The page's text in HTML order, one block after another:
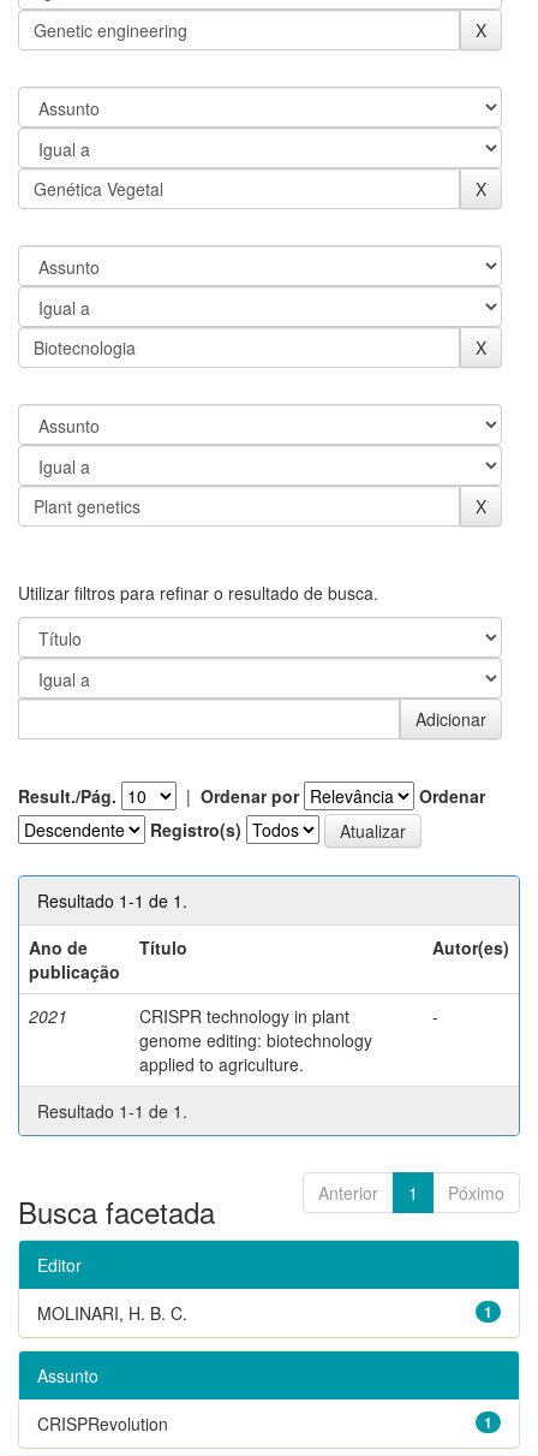
Utilizar filtros para refinar o resultado de busca.
Result./Pág. | Ordenar por
Ordenar
Registro(s)
Resultado 1-1 de 1.
Ano de
publicação
Título Autor(es)
2021
CRISPR technology in plant
genome editing: biotechnology
applied to agriculture.
-
Resultado 1-1 de 1.
Anterior 1 Póximo
Busca facetada
Editor
1
MOLINARI, H. B. C.
Assunto
1
CRISPRevolution